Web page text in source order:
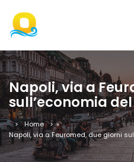
Napoli, via a
sull’economia
Home
»
Napoli, via a Feuromed, due giorni